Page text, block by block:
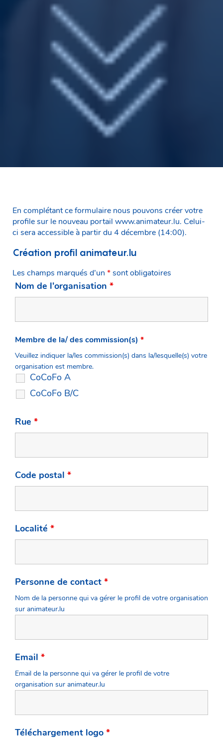
En complétant ce formulaire nous pouvons créer votre
profile sur le nouveau portail www.animateur.lu. Celui-
ci sera accessible à partir du 4 décembre (14:00).
Création profil animateur.lu
Les champs marqués d’un *sont obligatoires
Nom de l'organisation *
Membre de la/ des commission(s) *
CoCoFo A
CoCoFo B/C
Veuillez indiquer la/les commission(s) dans la/lesquelle(s) votre
organisation est membre.
Rue *
Code postal *
Localité *
Personne de contact *
Nom de la personne qui va gérer le profil de votre organisation
sur animateur.lu
Email *
Email de la personne qui va gérer le profil de votre
organisation sur animateur.lu
Téléchargement logo *